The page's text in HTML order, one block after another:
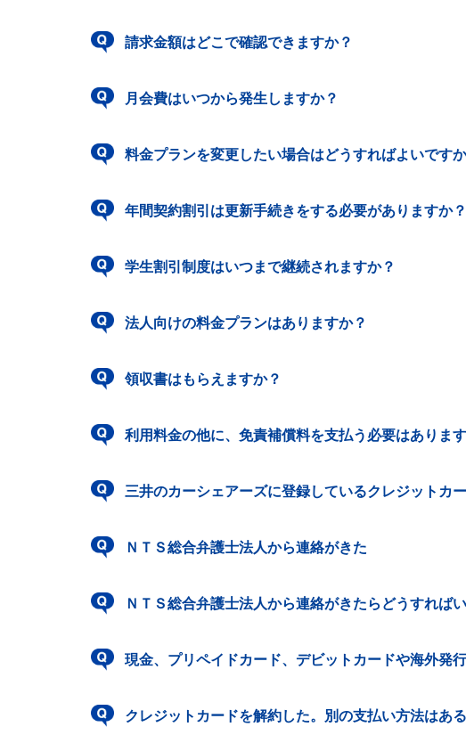
請求金額はどこで確認できますか？
月会費はいつから発生しますか？
料金プランを変更したい場合はどうすればよいです
年間契約割引は更新手続きをする必要がありますか？
学生割引制度はいつまで継続されますか？
法人向けの料金プランはありますか？
領収書はもらえますか？
利用料金の他に、免責補償料を支払う必要はありま
三井のカーシェアーズに登録しているクレジットカ
ＮＴＳ総合弁護士法人から連絡がきた
ＮＴＳ総合弁護士法人から連絡がきたらどうすれば
現金、プリペイドカード、デビットカードや海外発
クレジットカードを解約した。別の支払い方法はある